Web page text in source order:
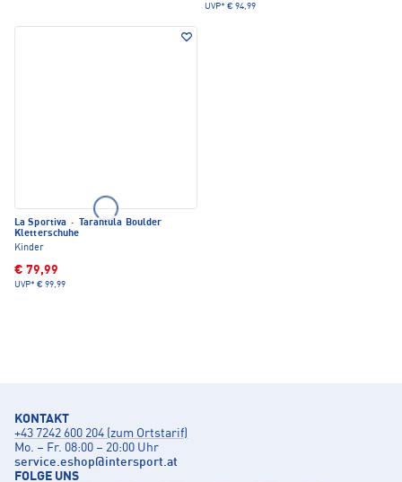
UVP* € 94,99
La Sportiva ·
Tarantula Boulder
Kletterschuhe
Kinder
€ 79,99
UVP* € 99,99
KONTAKT
+43 7242 600 204 (zum Ortstarif)
Mo. – Fr. 08:00 – 20:00 Uhr
service.eshop@intersport.at
FOLGE UNS